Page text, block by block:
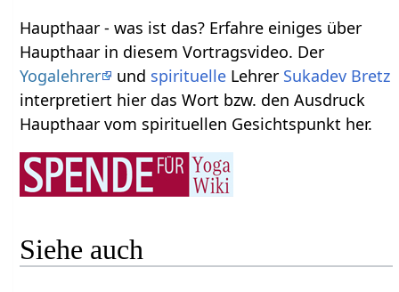
Haupthaar‏‎ - was ist das? Erfahre einiges über
Haupthaar‏‎ in diesem Vortragsvideo. Der
Yogalehrer
und spirituelle Lehrer Sukadev Bretz
interpretiert hier das Wort bzw. den Ausdruck
Haupthaar‏‎ vom spirituellen Gesichtspunkt her.
Siehe auch